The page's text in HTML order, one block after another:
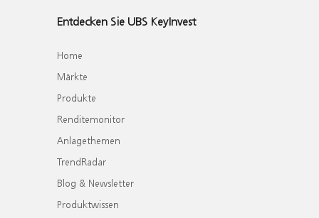
Entdecken Sie UBS KeyInvest
Home
Märkte
Produkte
Renditemonitor
Anlagethemen
TrendRadar
Blog & Newsletter
Produktwissen